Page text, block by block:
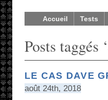
Accueil Tests
Posts taggés
LE CAS DAVE
août 24th, 2018